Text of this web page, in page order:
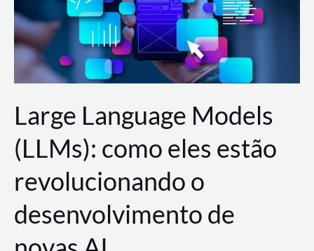
a
AWS?
Large Language Models
(LLMs): como eles estão
revolucionando o
desenvolvimento de